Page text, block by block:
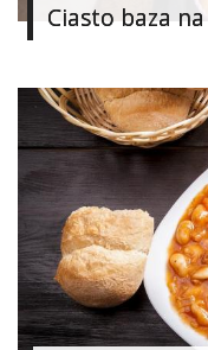
Ciasto baza